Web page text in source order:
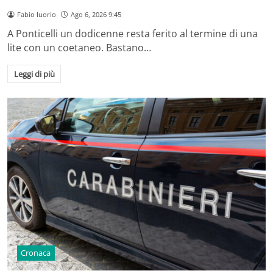
Fabio Iuorio Ago 6, 2026 9:45
A Ponticelli un dodicenne resta ferito al termine di una
lite con un coetaneo. Bastano…
Leggi di più
Cronaca